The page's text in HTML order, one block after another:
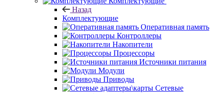
Назад
Комплектующие
Оперативная память
Контроллеры
Накопители
Процессоры
Источники питания
Модули
Приводы
Сетевые